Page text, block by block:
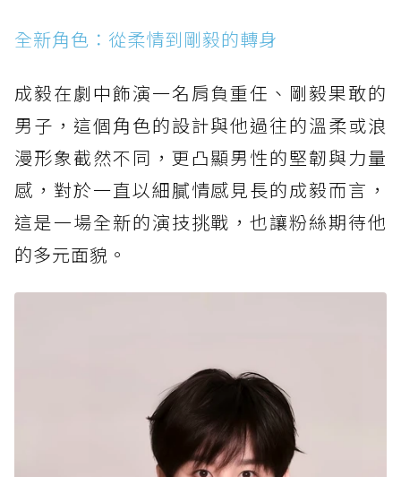
全新角色：從柔情到剛毅的轉身
成毅在劇中飾演一名肩負重任、剛毅果敢的
男子，這個角色的設計與他過往的溫柔或浪
漫形象截然不同，更凸顯男性的堅韌與力量
感，對於一直以細膩情感見長的成毅而言，
這是一場全新的演技挑戰，也讓粉絲期待他
的多元面貌。